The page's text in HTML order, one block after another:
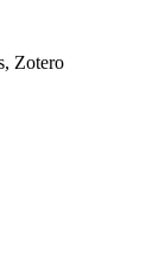
Zotero